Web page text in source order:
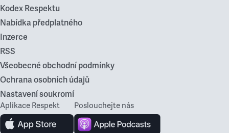
Kodex Respektu
Nabídka předplatného
Inzerce
RSS
Všeobecné obchodní podmínky
Ochrana osobních údajů
Nastavení soukromí
Aplikace Respekt Poslouchejte nás